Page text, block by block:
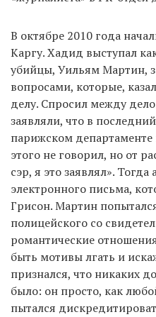
В октябре 2010 года
Каргу. Хадид выступал
убийцы, Уильям Мартин,
вопросами, которые,
делу. Спросил между
заявляли, что в
парижском
этого не говорил, но от
сэр, я это заявлял».
электронного письма,
Грисон. Мартин
полицейского со
романтические
быть мотивы лгать и
признался, что никаких
было: он просто, как
пытался